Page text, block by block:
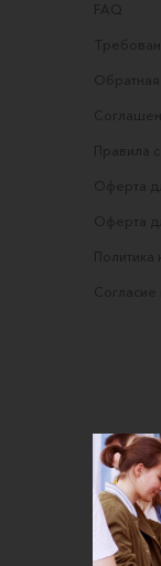
FAQ
Обратная
Правила
Оферта
Оферта
Политика
Согласие